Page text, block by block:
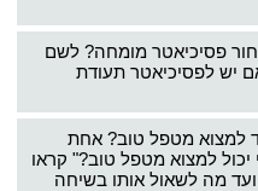
פסיכיאטר מומחה? לשם
יש לפסיכיאטר תעודת
למצוא מטפל טוב? אחת
למצוא מטפל טוב?" קראו
מה לשאול אותו בשיחה